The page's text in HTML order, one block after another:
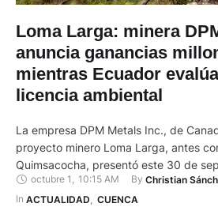
Loma Larga: minera
anuncia ganancias
mientras Ecuador
licencia ambiental
La empresa DPM Metals Inc., de
proyecto minero Loma Larga, antes
Quimsacocha, presentó este 30 de
de un estudio de factibilidad
con la decisión de la Presidencia del
octubre 1 , 10:15 AM By Christian
In ACTUALIDAD CUENCA